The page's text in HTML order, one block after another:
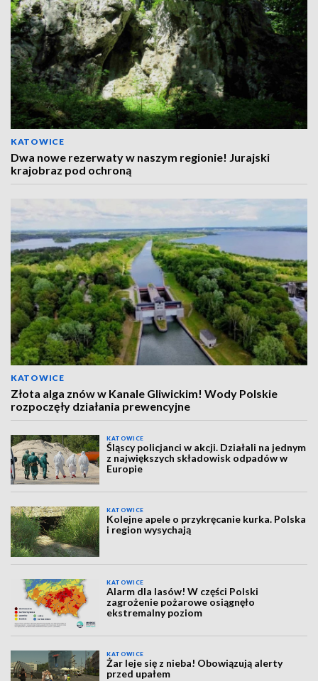
KATOWICE
Dwa nowe rezerwaty w naszym regionie! Jurajski
krajobraz pod ochroną
KATOWICE
Złota alga znów w Kanale Gliwickim! Wody Polskie
rozpoczęły działania prewencyjne
KATOWICE
Śląscy policjanci w akcji. Działali na jednym
z największych składowisk odpadów w
Europie
KATOWICE
Kolejne apele o przykręcanie kurka. Polska
i region wysychają
KATOWICE
Alarm dla lasów! W części Polski
zagrożenie pożarowe osiągnęło
ekstremalny poziom
KATOWICE
Żar leje się z nieba! Obowiązują alerty
przed upałem